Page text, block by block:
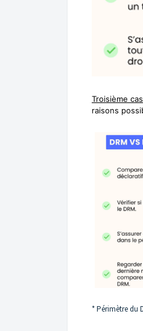
Troisième
raisons
* Périmètre du